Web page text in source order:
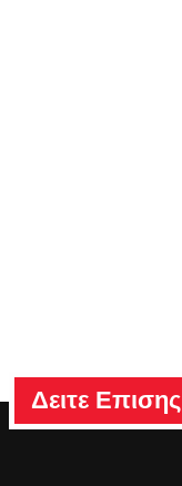
Δειτε Επισης